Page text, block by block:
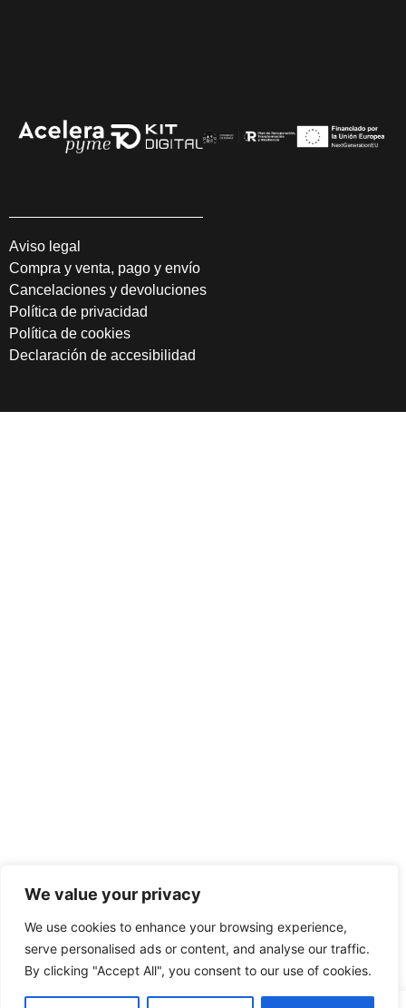
We value your privacy
We use cookies to enhance your browsing experience,
serve personalised ads or content, and analyse our traffic.
By clicking "Accept All", you consent to our use of cookies.
Aviso legal
Compra y venta, pago y envío
Cancelaciones y devoluciones
Política de privacidad
Política de cookies
Declaración de accesibilidad